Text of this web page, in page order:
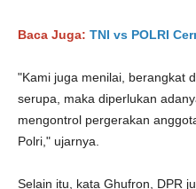
Baca Juga: TNI vs POLRI
"Kami juga menilai, berangkat
serupa, maka diperlukan
mengontrol pergerakan
Polri," ujarnya.
Selain itu, kata Ghufron, DPR